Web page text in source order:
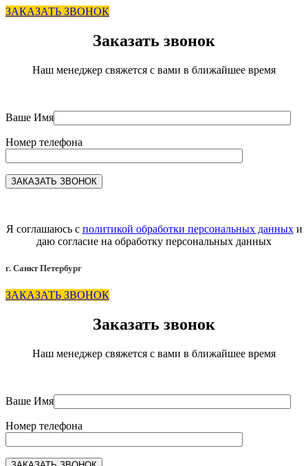
ЗАКАЗАТЬ ЗВОНОК
Заказать звонок
Наш менеджер свяжется с вами в ближайшее время
Ваше Имя
Номер телефона
Я соглашаюсь с политикой обработки персональных данныхи
даю согласие на обработку персональных данных
г. Санкт Петербург
ЗАКАЗАТЬ ЗВОНОК
Заказать звонок
Наш менеджер свяжется с вами в ближайшее время
Ваше Имя
Номер телефона